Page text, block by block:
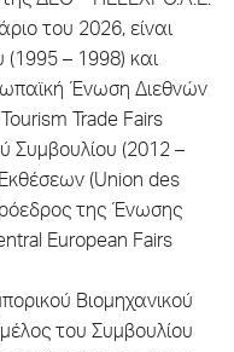
του 2026, είναι
(1995 – 1998) και
Ένωση Διεθνών
Trade Fairs
Συμβουλίου (2012 –
(Union des
της Ένωσης
European Fairs
Βιομηχανικού
του Συμβουλίου